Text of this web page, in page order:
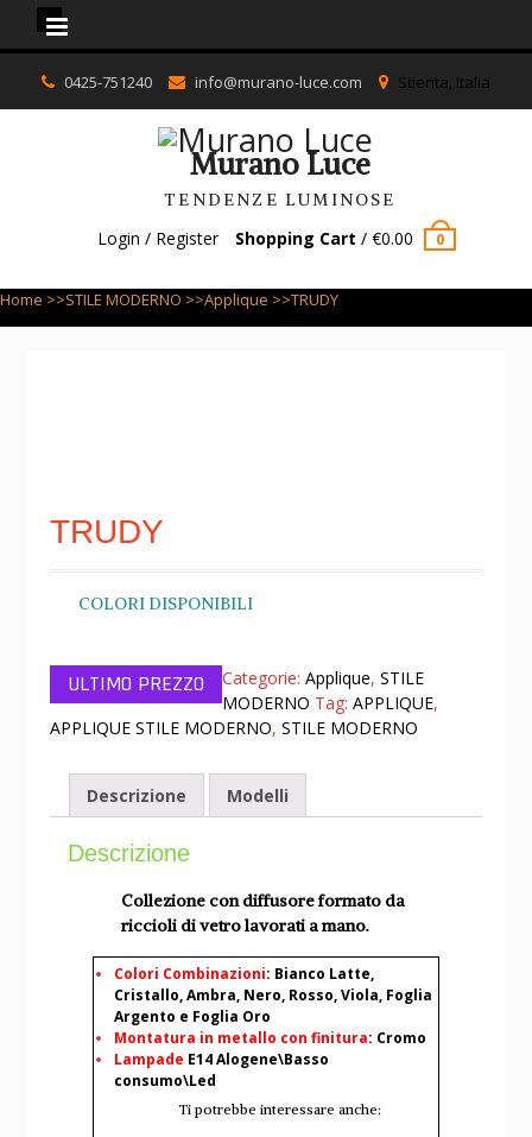
content
0425-751240 info@murano-luce.com Stienta, Italia
Murano Luce
TENDENZE LUMINOSE
Login / Register Shopping Cart /€0.00 0
Home >>STILE MODERNO >>Applique >>TRUDY
TRUDY
COLORI DISPONIBILI
Categorie: Applique, STILE
MODERNO Tag: APPLIQUE,
APPLIQUE STILE MODERNO, STILE MODERNO
Descrizione Modelli
Descrizione
Collezione con diffusore formato da
riccioli di vetro lavorati a mano.
Colori Combinazioni: Bianco Latte,
Cristallo, Ambra, Nero, Rosso, Viola, Foglia
Argento e Foglia Oro
Montatura in metallo con finitura: Cromo
Lampade E14 Alogene\Basso
consumo\Led
Ti potrebbe interessare anche:
Murano Luce